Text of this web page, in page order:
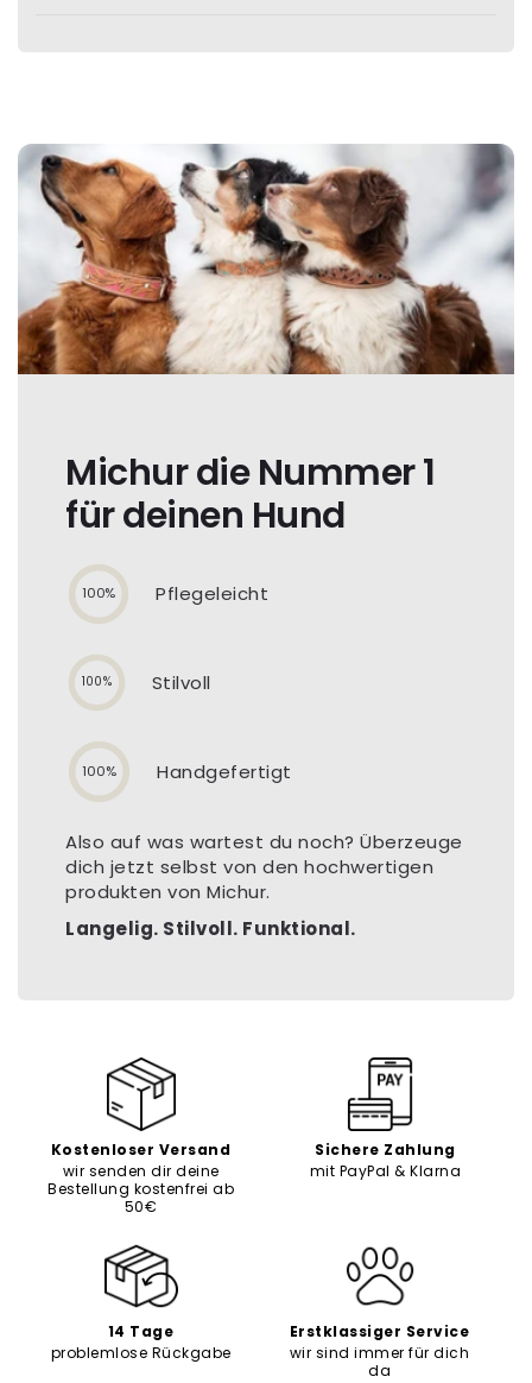
Michur die Nummer 1
für deinen Hund
100% Pflegeleicht
100% Stilvoll
100% Handgefertigt
Also auf was wartest du noch? Überzeuge
dich jetzt selbst von den hochwertigen
produkten von Michur.
Langelig. Stilvoll. Funktional.
Kostenloser Versand
wir senden dir deine
Bestellung kostenfrei ab
50€
Sichere Zahlung
mit PayPal & Klarna
14 Tage
problemlose Rückgabe
Erstklassiger Service
wir sind immer für dich
da